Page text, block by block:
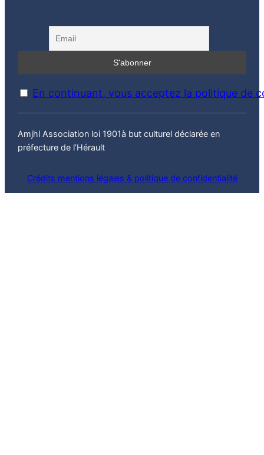
En continuant, vous acceptez la politique de
Amjhl Association loi 1901à but culturel déclarée en
préfecture de l’Hérault
Crédits mentions légales & politique de confidentialité